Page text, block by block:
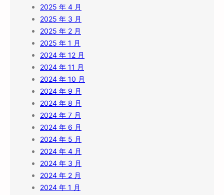
2025 年 4 月
2025 年 3 月
2025 年 2 月
2025 年 1 月
2024 年 12 月
2024 年 11 月
2024 年 10 月
2024 年 9 月
2024 年 8 月
2024 年 7 月
2024 年 6 月
2024 年 5 月
2024 年 4 月
2024 年 3 月
2024 年 2 月
2024 年 1 月